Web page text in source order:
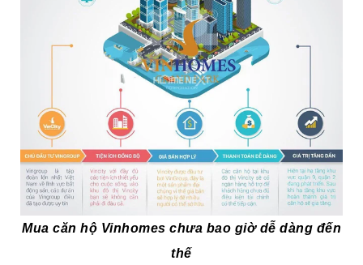
Mua căn hộ Vinhomes chưa bao giờ dễ dàng đến
thế